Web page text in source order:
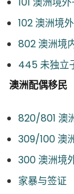
102 澳洲境
802 澳洲境
445 未独立
澳洲配偶移民
820/801 澳
309/100 澳
300 澳洲境
家暴与签证